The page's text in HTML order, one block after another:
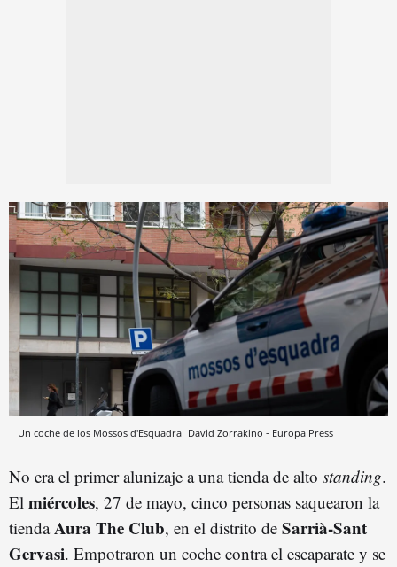
Un coche de los Mossos d'Esquadra David Zorrakino - Europa Press
No era el primer alunizaje a una tienda de alto standing.
El miércoles, 27 de mayo, cinco personas saquearon la
tiendaAura The Club, en el distrito de Sarrià-Sant
Gervasi. Empotraron un coche contra el escaparate y se